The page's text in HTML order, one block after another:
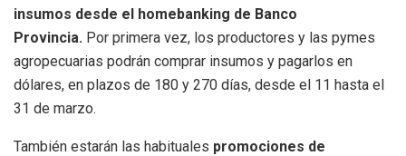
insumos desde el homebanking de Banco
Provincia. Por primera vez, los productores y las pymes
agropecuarias podrán comprar insumos y pagarlos en
dólares, en plazos de 180 y 270 días, desde el 11 hasta el
31 de marzo.
También estarán las habituales promociones de